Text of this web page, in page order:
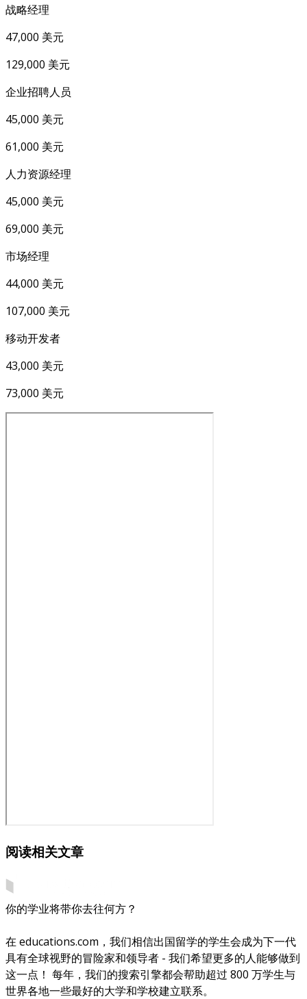
战略经理
47,000 美元
129,000 美元
企业招聘人员
45,000 美元
61,000 美元
人力资源经理
45,000 美元
69,000 美元
市场经理
44,000 美元
107,000 美元
移动开发者
43,000 美元
73,000 美元
阅读相关文章
你的学业将带你去往何方？
在 educations.com，我们相信出国留学的学生会成为下一代
具有全球视野的冒险家和领导者 - 我们希望更多的人能够做到
这一点！ 每年，我们的搜索引擎都会帮助超过 800 万学生与
世界各地一些最好的大学和学校建立联系。